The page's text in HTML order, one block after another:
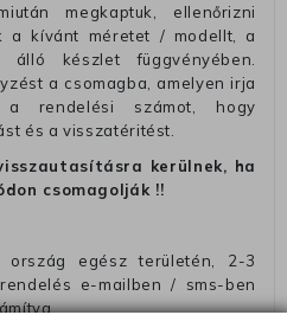
megkaptuk, ellenőrizni
a kívánt méretet / modellt, a
álló készlet függvényében.
a csomagba, amelyen irja
rendelési számot, hogy
és a visszatéritést.
kerülnek, ha
csomagolják !!
egész területén, 2-3
e-mailben / sms-ben